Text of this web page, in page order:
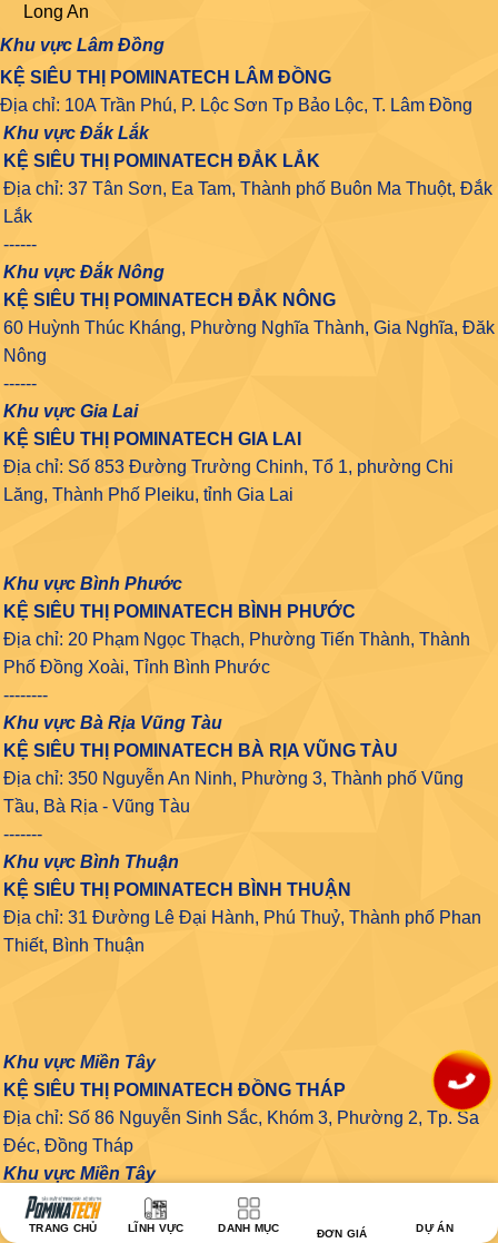
Long An
Khu vực Lâm Đồng
KỆ SIÊU THỊ POMINATECH LÂM ĐỒNG
Địa chỉ: 10A Trần Phú, P. Lộc Sơn Tp Bảo Lộc, T. Lâm Đồng
Khu vực Đắk Lắk
KỆ SIÊU THỊ POMINATECH ĐẮK LẮK
Địa chỉ: 37 Tân Sơn, Ea Tam, Thành phố Buôn Ma Thuột, Đắk
Lắk
------
Khu vực Đắk Nông
KỆ SIÊU THỊ POMINATECH ĐẮK NÔNG
60 Huỳnh Thúc Kháng, Phường Nghĩa Thành, Gia Nghĩa, Đăk
Nông
------
Khu vực Gia Lai
KỆ SIÊU THỊ POMINATECH GIA LAI
Địa chỉ: Số 853 Đường Trường Chinh, Tổ 1, phường Chi
Lăng, Thành Phố Pleiku, tỉnh Gia Lai
Khu vực Bình Phước
KỆ SIÊU THỊ POMINATECH BÌNH PHƯỚC
Địa chỉ: 20 Phạm Ngọc Thạch, Phường Tiến Thành, Thành
Phố Đồng Xoài, Tỉnh Bình Phước
--------
Khu vực Bà Rịa Vũng Tàu
KỆ SIÊU THỊ POMINATECH BÀ RỊA VŨNG TÀU
Địa chỉ: 350 Nguyễn An Ninh, Phường 3, Thành phố Vũng
Tầu, Bà Rịa - Vũng Tàu
-------
Khu vực Bình Thuận
KỆ SIÊU THỊ POMINATECH BÌNH THUẬN
Địa chỉ: 31 Đường Lê Đại Hành, Phú Thuỷ, Thành phố Phan
Thiết, Bình Thuận
Khu vực Miền Tây
KỆ SIÊU THỊ POMINATECH ĐỒNG THÁP
Địa chỉ: Số 86 Nguyễn Sinh Sắc, Khóm 3, Phường 2, Tp. Sa
Đéc, Đồng Tháp
Khu vực Miền Tây
KỆ SIÊU THỊ POMINATECH CẦN THƠ
10 Nguyễn Văn Cừ nối dài, Phường An Khánh, Ninh Kiều,
TRANG CHỦ LĨNH VỰC DANH MỤC ĐƠN GIÁ DỰ ÁN